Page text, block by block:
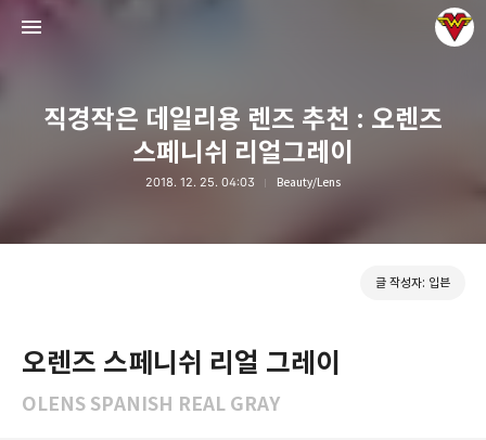
직경작은 데일리용 렌즈 추천 : 오렌즈
스페니쉬 리얼그레이
2018. 12. 25. 04:03 Beauty/Lens
글 작성자: 입븐
오렌즈 스페니쉬 리얼 그레이
OLENS SPANISH REAL GRAY
그녀는 예뻤다